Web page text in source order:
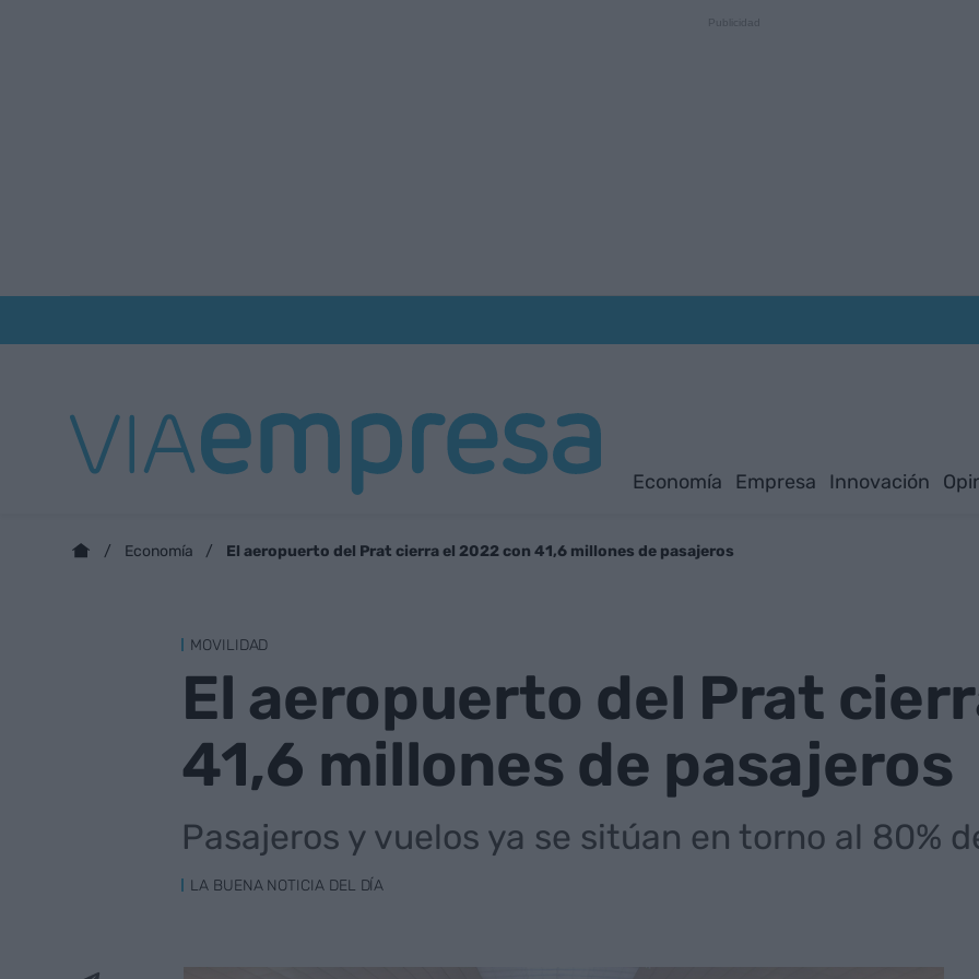
Economía Empresa Innovación
Economía El aeropuerto del Prat cierra el 2022 con 41,6 millones de pasajeros
MOVILIDAD
El aeropuerto del Prat
41,6 millones de pasajeros
Pasajeros y vuelos ya se sitúan en torno al 80%
LA BUENA NOTICIA DEL DÍA